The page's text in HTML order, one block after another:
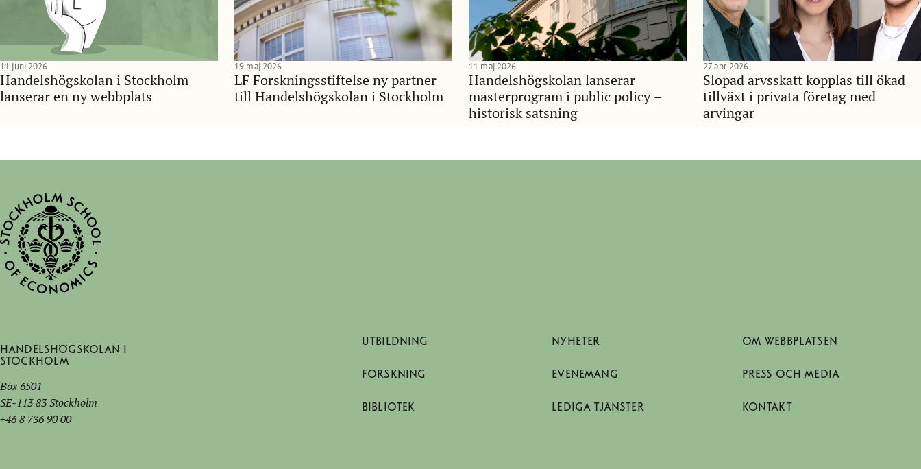
Handelshögskolan i Stockholm
lanserar en ny webbplats
11 juni 2026
LF Forskningsstiftelse ny partner
till Handelshögskolan i Stockholm
19 maj 2026
Handelshögskolan lanserar
masterprogram i public policy –
historisk satsning
11 maj 2026
Slopad arvsskatt kopplas till ökad
tillväxt i privata företag med
arvingar
27 apr. 2026
Handelshögskolan i
Stockholm
Box 6501
SE-113 83 Stockholm
+46 8 736 90 00
UTBILDNING
FORSKNING
BIBLIOTEK
NYHETER
EVENEMANG
LEDIGA TJÄNSTER
OM WEBBPLATSEN
PRESS OCH MEDIA
KONTAKT